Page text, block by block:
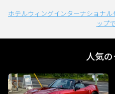
ホテルウィングインターナショナ
ップ
人気